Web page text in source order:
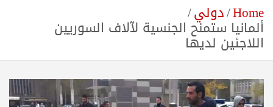
Home دولي
ألمانيا ستمنح الجنسية لآلاف السوريين
اللاجئين لديها